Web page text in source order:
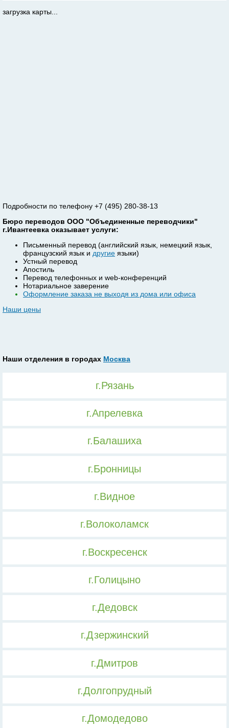
загрузка карты...
Подробности по телефону +7 (495) 280-38-13
Бюро переводов ООО "Объединенные переводчики"
г.Ивантеевка оказывает услуги:
Письменный перевод (английский язык, немецкий язык,
французский язык и другие языки)
Устный перевод
Апостиль
Перевод телефонных и web-конференций
Нотариальное заверение
Оформление заказа не выходя из дома или офиса
Наши цены
Наши отделения в городах Москва
г.Рязань
г.Апрелевка
г.Балашиха
г.Бронницы
г.Видное
г.Волоколамск
г.Воскресенск
г.Голицыно
г.Дедовск
г.Дзержинский
г.Дмитров
г.Долгопрудный
г.Домодедово